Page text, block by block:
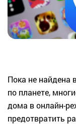
Пока не найдена
по планете,
дома в онлайн-
предотвратить